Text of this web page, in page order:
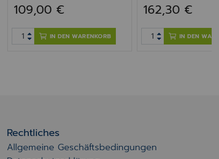
109,00 €
IN DEN WARENKORB
162,30 €
IN DEN
Rechtliches
Allgemeine Geschäftsbedingungen